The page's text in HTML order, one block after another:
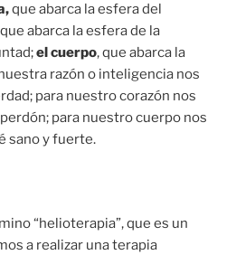
que abarca la esfera del
que abarca la esfera de la
el cuerpo, que abarca la
razón o inteligencia nos
para nuestro corazón nos
para nuestro cuerpo nos
sano y fuerte.
“helioterapia”, que es un
a realizar una terapia